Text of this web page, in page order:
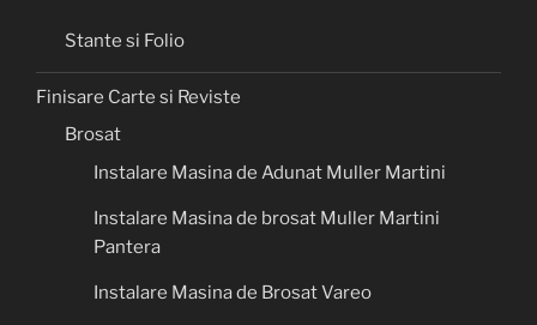
Stante si Folio
Finisare Carte si Reviste
Brosat
Instalare Masina de Adunat Muller Martini
Instalare Masina de brosat Muller Martini
Pantera
Instalare Masina de Brosat Vareo